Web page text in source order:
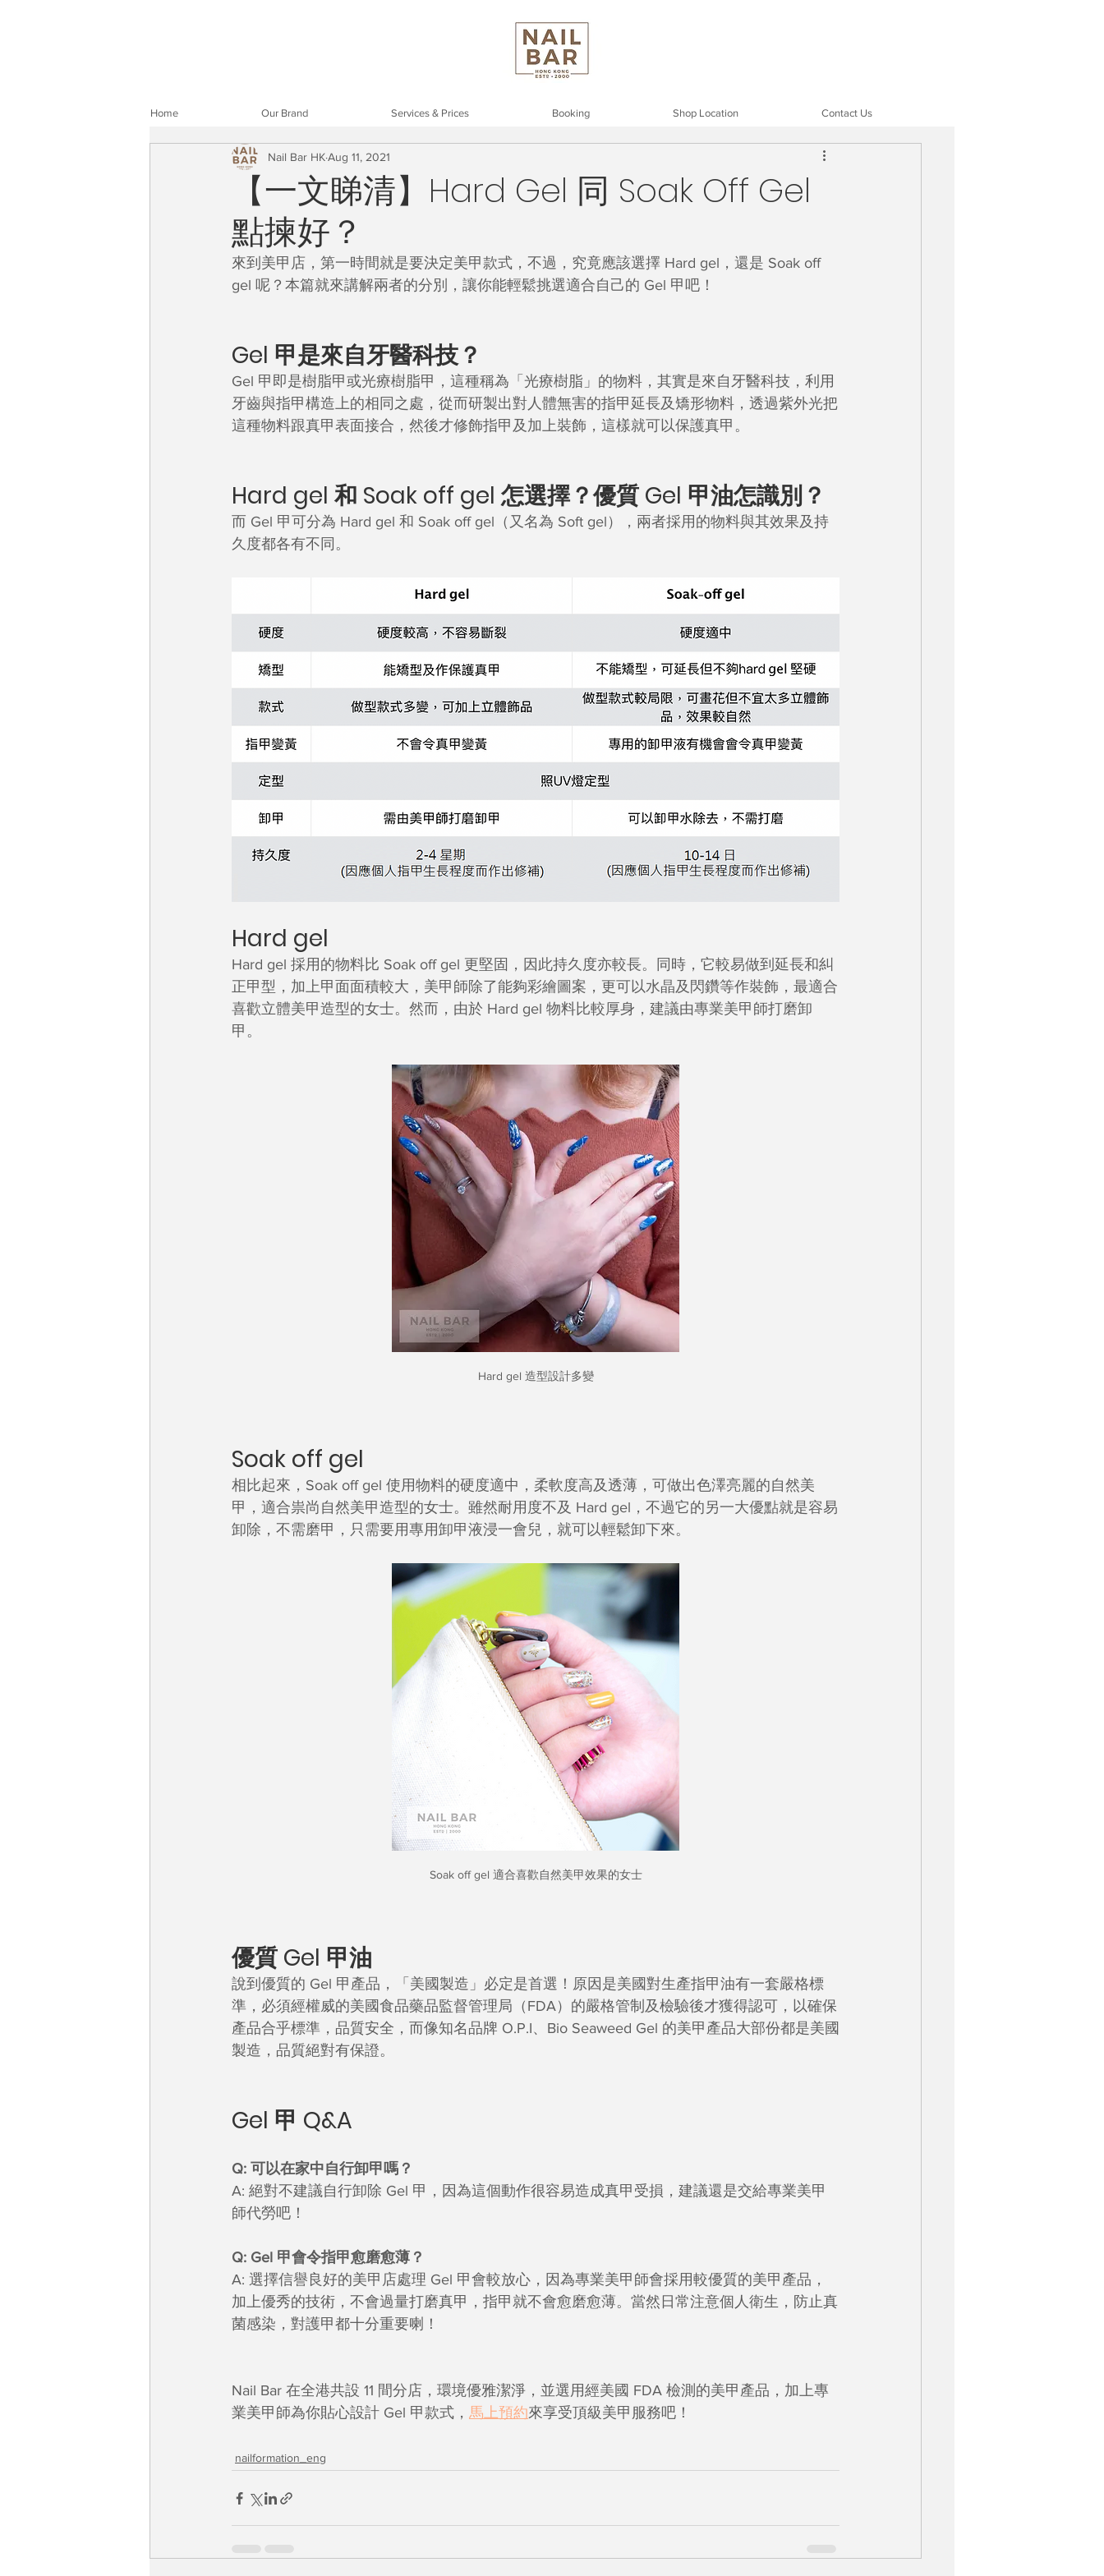
Home Our Brand Services & Prices Booking Shop Location Contact Us
【一文睇清】Hard Gel 同 Soak Off Gel
點揀好？
Nail Bar HKAug 11, 2021
來到美甲店，第一時間就是要決定美甲款式，不過，究竟應該選擇 Hard gel，還是 Soak off
gel 呢？本篇就來講解兩者的分別，讓你能輕鬆挑選適合自己的 Gel 甲吧！
Gel 甲是來自牙醫科技？
Gel 甲即是樹脂甲或光療樹脂甲，這種稱為「光療樹脂」的物料，其實是來自牙醫科技，利用
牙齒與指甲構造上的相同之處，從而研製出對人體無害的指甲延長及矯形物料，透過紫外光把
這種物料跟真甲表面接合，然後才修飾指甲及加上裝飾，這樣就可以保護真甲。
Hard gel 和 Soak off gel 怎選擇？優質 Gel 甲油怎識別？
而 Gel 甲可分為 Hard gel 和 Soak off gel（又名為 Soft gel），兩者採用的物料與其效果及持
久度都各有不同。
Hard gel
Hard gel 採用的物料比 Soak off gel 更堅固，因此持久度亦較長。同時，它較易做到延長和糾
正甲型，加上甲面面積較大，美甲師除了能夠彩繪圖案，更可以水晶及閃鑽等作裝飾，最適合
喜歡立體美甲造型的女士。然而，由於 Hard gel 物料比較厚身，建議由專業美甲師打磨卸
甲。
Hard gel 造型設計多變
Soak off gel
相比起來，Soak off gel 使用物料的硬度適中，柔軟度高及透薄，可做出色澤亮麗的自然美
甲，適合祟尚自然美甲造型的女士。雖然耐用度不及 Hard gel，不過它的另一大優點就是容易
卸除，不需磨甲，只需要用專用卸甲液浸一會兒，就可以輕鬆卸下來。
Soak off gel 適合喜歡自然美甲效果的女士
優質 Gel 甲油
說到優質的 Gel 甲產品，「美國製造」必定是首選！原因是美國對生產指甲油有一套嚴格標
準，必須經權威的美國食品藥品監督管理局（FDA）的嚴格管制及檢驗後才獲得認可，以確保
產品合乎標準，品質安全，而像知名品牌 O.P.I、Bio Seaweed Gel 的美甲產品大部份都是美國
製造，品質絕對有保證。
Gel 甲 Q&A
Q: 可以在家中自行卸甲嗎？
A: 絕對不建議自行卸除 Gel 甲，因為這個動作很容易造成真甲受損，建議還是交給專業美甲
師代勞吧！
Q: Gel 甲會令指甲愈磨愈薄？
A: 選擇信譽良好的美甲店處理 Gel 甲會較放心，因為專業美甲師會採用較優質的美甲產品，
加上優秀的技術，不會過量打磨真甲，指甲就不會愈磨愈薄。當然日常注意個人衛生，防止真
菌感染，對護甲都十分重要喇！
Nail Bar 在全港共設 11 間分店，環境優雅潔淨，並選用經美國 FDA 檢測的美甲產品，加上專
業美甲師為你貼心設計 Gel 甲款式， 馬上預約來享受頂級美甲服務吧！
nailformation_eng